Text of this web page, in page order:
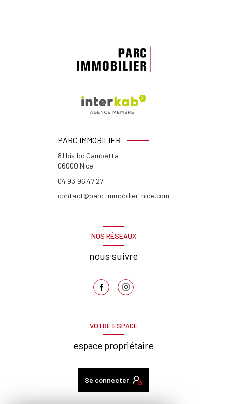
PARC IMMOBILIER
81 bis bd Gambetta
06000 Nice
04 93 96 47 27
contact@parc-immobilier-nice.com
NOS RÉSEAUX
nous suivre
VOTRE ESPACE
espace propriétaire
Se connecter